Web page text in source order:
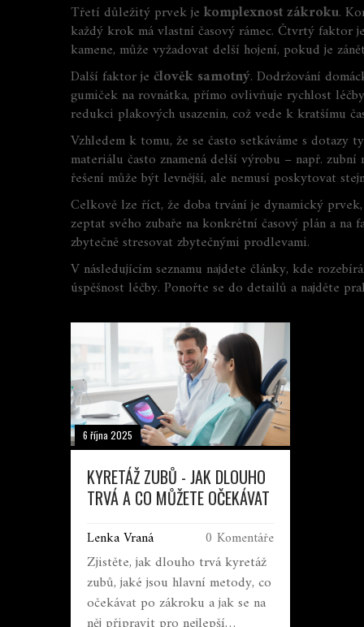
Třetí důležitý prvek je komplexnost zákroku.
každý krok má vlastní časový rámec. Čtvrtý faktor je
kamene, může vyžadovat delší hojení, pokud je
Další faktor je člověk samotný. Dodržování
gumiček na rovnátka, přímo ovlivňuje rychlost
redukci plakových usazenin, což vede k kratšímu
Vzhledem k tomu, že se často setkáváme s dotazy
materiálu často znamená delší výrobu – např.
řešení může být levnější, ale nemusí poskytovat
Celkově lze říct, že doba trvání je dynamický
zeptat svého zubaře na konkrétní časový plán a
zbytečně stresovat zbytečnými prodlevami.
V následujícím seznamu najdete články, kde
úspěšnost léčby. Ponořte se do detailů a najděte
6 října 2025
KYRETÁŽ ZUBŮ - JAK DLOUHO
TRVÁ A CO MŮŽETE OČEKÁVAT
Lenka Vraná 0 Komentáře
Zjistěte, jak dlouho trvá kyretáž
zubů, jaké jsou hlavní metody, co
očekávat po zákroku a jak se na